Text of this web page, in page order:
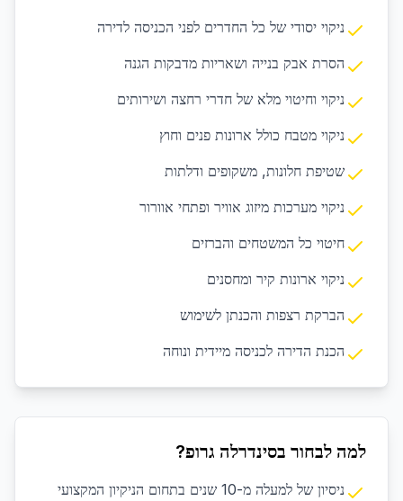
ניקוי יסודי של כל החדרים לפני הכניסה לדירה
הסרת אבק בנייה ושאריות מדבקות הגנה
ניקוי וחיטוי מלא של חדרי רחצה ושירותים
ניקוי מטבח כולל ארונות פנים וחוץ
שטיפת חלונות, משקופים ודלתות
ניקוי מערכות מיזוג אוויר ופתחי אוורור
חיטוי כל המשטחים והברזים
ניקוי ארונות קיר ומחסנים
הברקת רצפות והכנתן לשימוש
הכנת הדירה לכניסה מיידית ונוחה
למה לבחור בסינדרלה גרופ?
ניסיון של למעלה מ-10 שנים בתחום הניקיון המקצועי